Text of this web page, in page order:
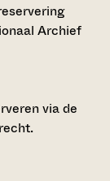
Archief
via de